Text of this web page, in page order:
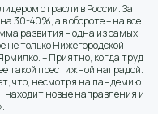
отрасли в России. За
30-40%, а в обороте – на все
развития – одна из самых
только Нижегородской
– Приятно, когда труд
такой престижной наградой.
что, несмотря на пандемию
находит новые направления и